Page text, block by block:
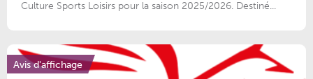
Culture Sports Loisirs pour la saison 2025/2026. Destiné...
Avis d'affichage